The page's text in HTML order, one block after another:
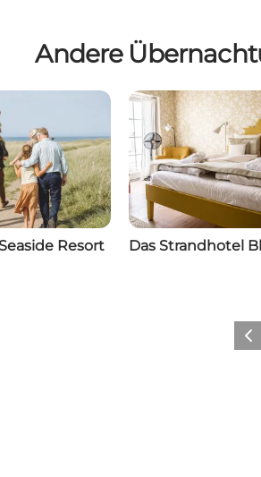
Andere
Resort Das Strandhotel